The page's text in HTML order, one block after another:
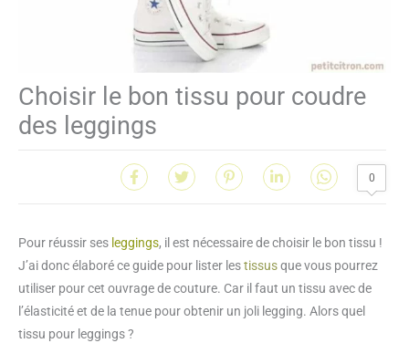
Choisir le bon tissu pour coudre
des leggings
0
Pour réussir ses leggings, il est nécessaire de choisir le bon tissu !
J’ai donc élaboré ce guide pour lister lestissusque vous pourrez
utiliser pour cet ouvrage de couture. Car il faut un tissu avec de
l’élasticité et de la tenue pour obtenir un joli legging. Alors quel
tissu pour leggings ?